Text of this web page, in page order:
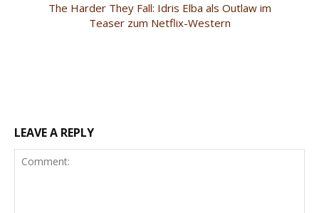
The Harder They Fall: Idris Elba als Outlaw im
Teaser zum Netflix-Western
LEAVE A REPLY